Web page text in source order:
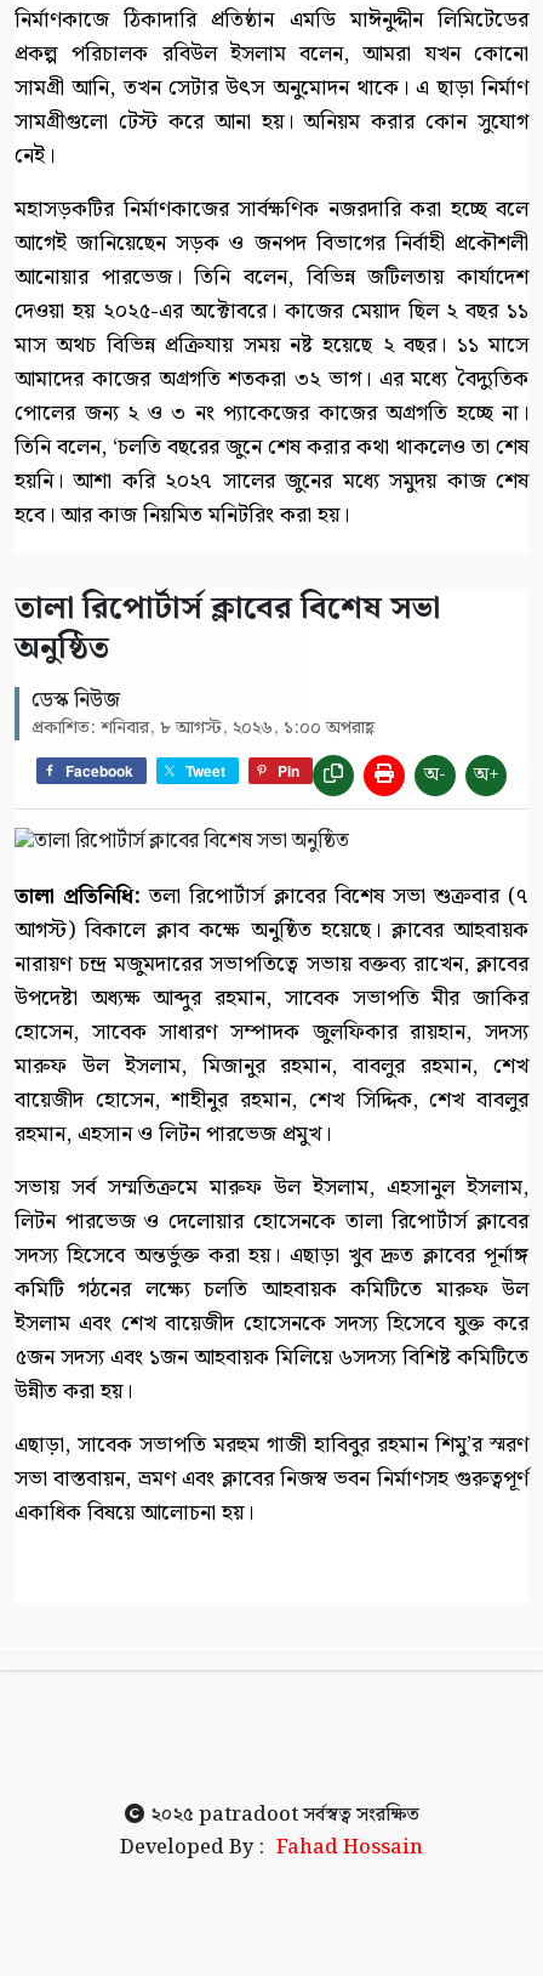
নির্মাণকাজে ঠিকাদারি প্রতিষ্ঠান এমডি মাঈনুদ্দীন লিমিটেডের
প্রকল্প পরিচালক রবিউল ইসলাম বলেন, আমরা যখন কোনো
সামগ্রী আনি, তখন সেটার উৎস অনুমোদন থাকে। এ ছাড়া নির্মাণ
সামগ্রীগুলো টেস্ট করে আনা হয়। অনিয়ম করার কোন সুযোগ
নেই।
মহাসড়কটির নির্মাণকাজের সার্বক্ষণিক নজরদারি করা হচ্ছে বলে
আগেই জানিয়েছেন সড়ক ও জনপদ বিভাগের নির্বাহী প্রকৌশলী
আনোয়ার পারভেজ। তিনি বলেন, বিভিন্ন জটিলতায় কার্যাদেশ
দেওয়া হয় ২০২৫-এর অক্টোবরে। কাজের মেয়াদ ছিল ২ বছর ১১
মাস অথচ বিভিন্ন প্রক্রিযায় সময় নষ্ট হয়েছে ২ বছর। ১১ মাসে
আমাদের কাজের অগ্রগতি শতকরা ৩২ ভাগ। এর মধ্যে বৈদ্যুতিক
পোলের জন্য ২ ও ৩ নং প্যাকেজের কাজের অগ্রগতি হচ্ছে না।
তিনি বলেন, ‘চলতি বছরের জুনে শেষ করার কথা থাকলেও তা শেষ
হয়নি। আশা করি ২০২৭ সালের জুনের মধ্যে সমুদয় কাজ শেষ
হবে। আর কাজ নিয়মিত মনিটরিং করা হয়।
‎তালা রিপোর্টার্স ক্লাবের বিশেষ সভা
অনুষ্ঠিত
ডেস্ক নিউজ
প্রকাশিত: শনিবার, ৮ আগস্ট, ২০২৬, ১:০০ অপরাহ্ণ
Facebook Tweet Pin অ- অ+
‎তালা প্রতিনিধি: ‎তলা রিপোর্টার্স ক্লাবের বিশেষ সভা শুক্রবার (৭
আগস্ট) বিকালে ক্লাব কক্ষে অনুষ্ঠিত হয়েছে। ক্লাবের আহবায়ক
নারায়ণ চন্দ্র মজুমদারের সভাপতিত্বে সভায় বক্তব্য রাখেন, ক্লাবের
উপদেষ্টা অধ্যক্ষ আব্দুর রহমান, সাবেক সভাপতি মীর জাকির
হোসেন, সাবেক সাধারণ সম্পাদক জুলফিকার রায়হান, সদস্য
মারুফ উল ইসলাম, মিজানুর রহমান, বাবলুর রহমান, শেখ
বায়েজীদ হোসেন, শাহীনুর রহমান, শেখ সিদ্দিক, শেখ বাবলুর
রহমান, এহসান ও লিটন পারভেজ প্রমুখ।
‎সভায় সর্ব সম্মতিক্রমে মারুফ উল ইসলাম, এহসানুল ইসলাম,
লিটন পারভেজ ও দেলোয়ার হোসেনকে তালা রিপোর্টার্স ক্লাবের
সদস্য হিসেবে অন্তর্ভুক্ত করা হয়। এছাড়া খুব দ্রুত ক্লাবের পূর্নাঙ্গ
কমিটি গঠনের লক্ষ্যে চলতি আহবায়ক কমিটিতে মারুফ উল
ইসলাম এবং শেখ বায়েজীদ হোসেনকে সদস্য হিসেবে যুক্ত করে
৫জন সদস্য এবং ১জন আহবায়ক মিলিয়ে ৬সদস্য বিশিষ্ট কমিটিতে
উন্নীত করা হয়।
‎এছাড়া, সাবেক সভাপতি মরহুম গাজী হাবিবুর রহমান শিমু’র স্মরণ
সভা বাস্তবায়ন, ভ্রমণ এবং ক্লাবের নিজস্ব ভবন নির্মাণসহ গুরুত্বপূর্ণ
একাধিক বিষয়ে আলোচনা হয়।
২০২৫ patradootসর্বস্বত্ব সংরক্ষিত
Developed By : Fahad Hossain